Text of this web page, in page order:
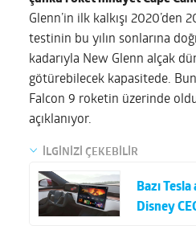
Glenn’in ilk kalkışı 2020’den
testinin bu yılın sonlarına
kadarıyla New Glenn alçak
götürebilecek kapasitede.
Falcon 9 roketin üzerinde
açıklanıyor.
İLGİNİZİ ÇEKEBİLİR
Bazı
Disney